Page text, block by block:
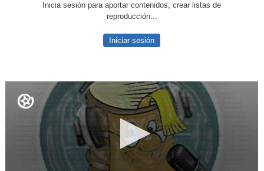
Inicia sesión para aportar contenidos, crear listas de
reproducción...
Iniciar sesión